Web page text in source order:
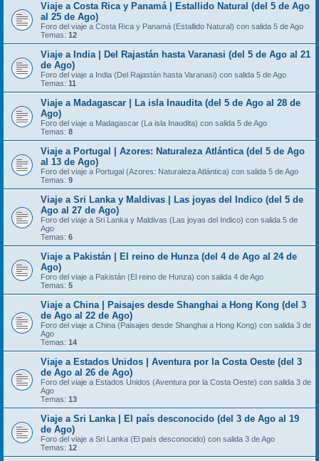
Viaje a Costa Rica y Panamá | Estallido Natural (del 5 de Ago
al 25 de Ago)
Foro del viaje a Costa Rica y Panamá (Estallido Natural) con salida 5 de Ago
Temas: 12
Viaje a India | Del Rajastán hasta Varanasi (del 5 de Ago al 21
de Ago)
Foro del viaje a India (Del Rajastán hasta Varanasi) con salida 5 de Ago
Temas: 11
Viaje a Madagascar | La isla Inaudita (del 5 de Ago al 28 de
Ago)
Foro del viaje a Madagascar (La isla Inaudita) con salida 5 de Ago
Temas: 8
Viaje a Portugal | Azores: Naturaleza Atlántica (del 5 de Ago
al 13 de Ago)
Foro del viaje a Portugal (Azores: Naturaleza Atlántica) con salida 5 de Ago
Temas: 9
Viaje a Sri Lanka y Maldivas | Las joyas del Indico (del 5 de
Ago al 27 de Ago)
Foro del viaje a Sri Lanka y Maldivas (Las joyas del Indico) con salida 5 de
Ago
Temas: 6
Viaje a Pakistán | El reino de Hunza (del 4 de Ago al 24 de
Ago)
Foro del viaje a Pakistán (El reino de Hunza) con salida 4 de Ago
Temas: 5
Viaje a China | Paisajes desde Shanghai a Hong Kong (del 3
de Ago al 22 de Ago)
Foro del viaje a China (Paisajes desde Shanghai a Hong Kong) con salida 3 de
Ago
Temas: 14
Viaje a Estados Unidos | Aventura por la Costa Oeste (del 3
de Ago al 26 de Ago)
Foro del viaje a Estados Unidos (Aventura por la Costa Oeste) con salida 3 de
Ago
Temas: 13
Viaje a Sri Lanka | El país desconocido (del 3 de Ago al 19
de Ago)
Foro del viaje a Sri Lanka (El país desconocido) con salida 3 de Ago
Temas: 12